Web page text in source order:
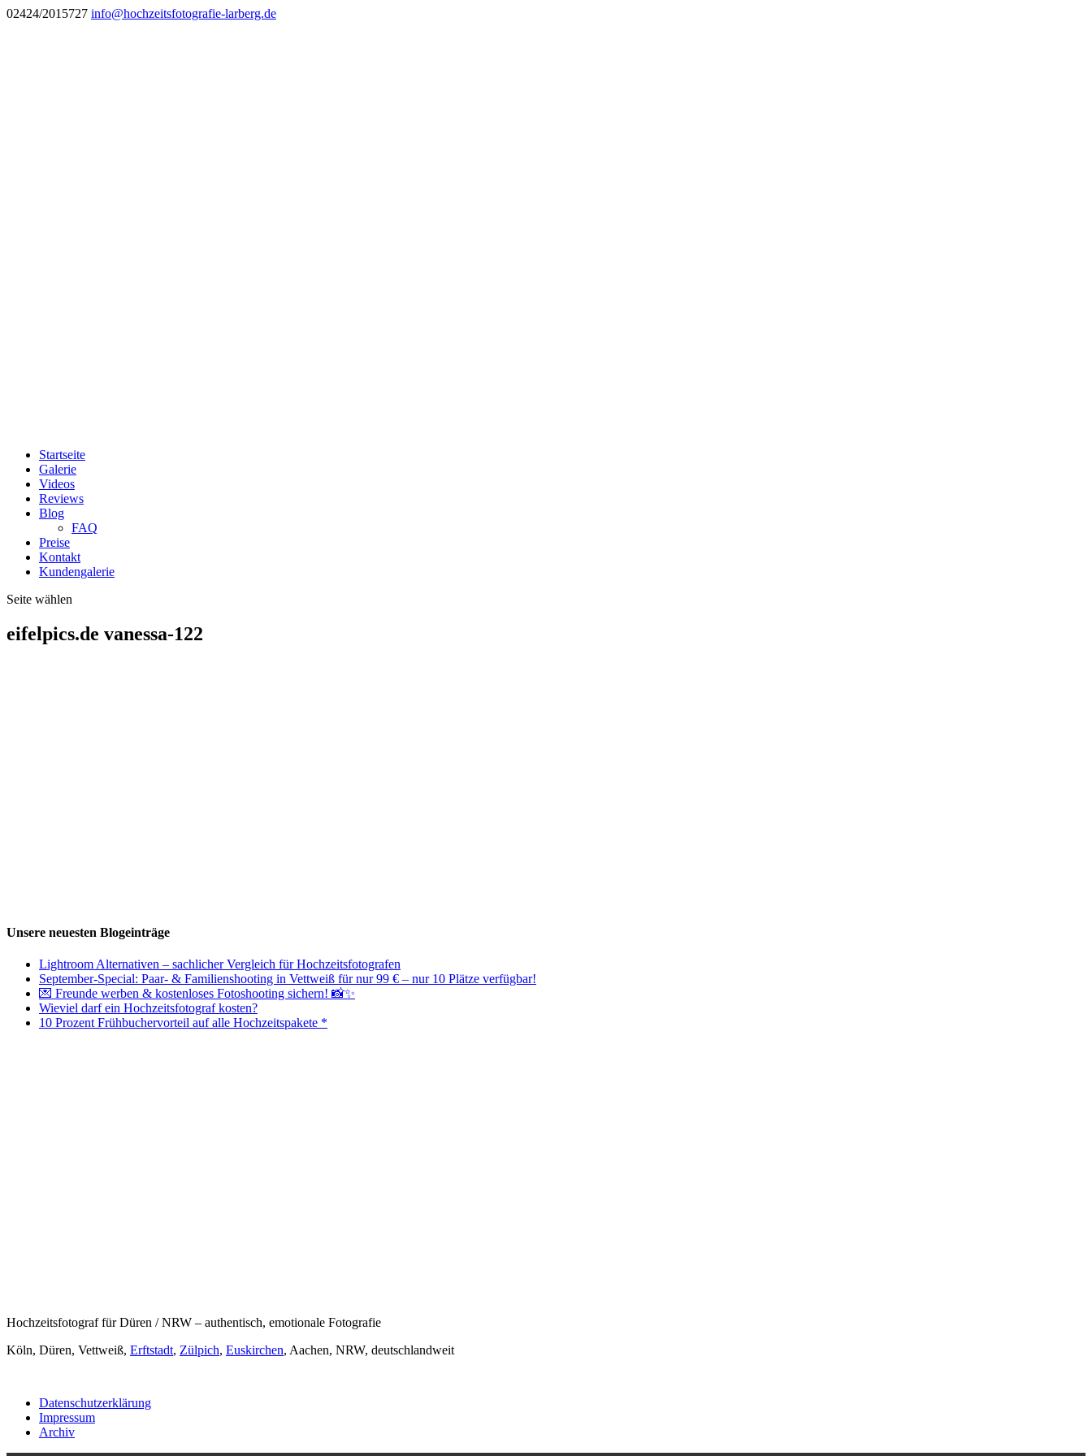
02424/2015727 info@hochzeitsfotografie-larberg.de
Startseite
Galerie
Videos
Reviews
Blog
FAQ
Preise
Kontakt
Kundengalerie
Seite wählen
eifelpics.de vanessa-122
Unsere neuesten Blogeinträge
Lightroom Alternativen – sachlicher Vergleich für Hochzeitsfotografen
September-Special: Paar- & Familienshooting in Vettweiß für nur 99 € – nur 10 Plätze verfügbar!
💌 Freunde werben & kostenloses Fotoshooting sichern! 📸✨
Wieviel darf ein Hochzeitsfotograf kosten?
10 Prozent Frühbuchervorteil auf alle Hochzeitspakete *
Hochzeitsfotograf für Düren / NRW – authentisch, emotionale Fotografie
Köln, Düren, Vettweiß, Erftstadt, Zülpich, Euskirchen, Aachen, NRW, deutschlandweit
Datenschutzerklärung
Impressum
Archiv